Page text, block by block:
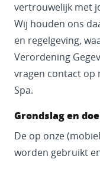
vertrouwelijk met
Wij houden ons
en regelgeving,
Verordening
vragen contact op
Spa.
Grondslag en
De op onze
worden gebruikt